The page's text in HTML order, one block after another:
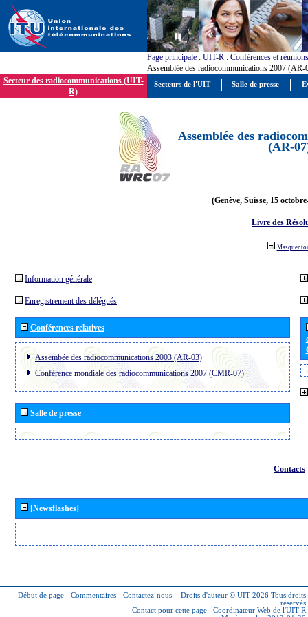
Page principale : UIT-R : Conférences et réunions
Assemblée des radiocommunications 2007 (AR-
Secteur des radiocommunications (UIT-
R)
Assemblée des
(AR-
(Genève, Suisse, 15
Livre des
Masquer
Information générale
Enregistrement des délégués
Conférences relatives
Assembée des radiocommunications 2003 (AR-03)
Conférence mondiale des radiocommunications 2007 (CMR-07)
Salle de presse
Contacts
[Newsflashes]
Début de page - Commentaires - Contactez-nous - Droits d'auteur © UIT 2026 Tous droits
réservés
Contact pour cette page : Coordinateur Web de l'UIT-R
Secteurs de l'UIT Salle de presse